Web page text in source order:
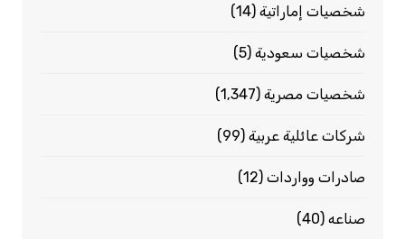
شخصيات إماراتية(14)
شخصيات سعودية(5)
شخصيات مصرية(1٬347)
شركات عائلية عربية(99)
صادرات وواردات(12)
صناعه(40)